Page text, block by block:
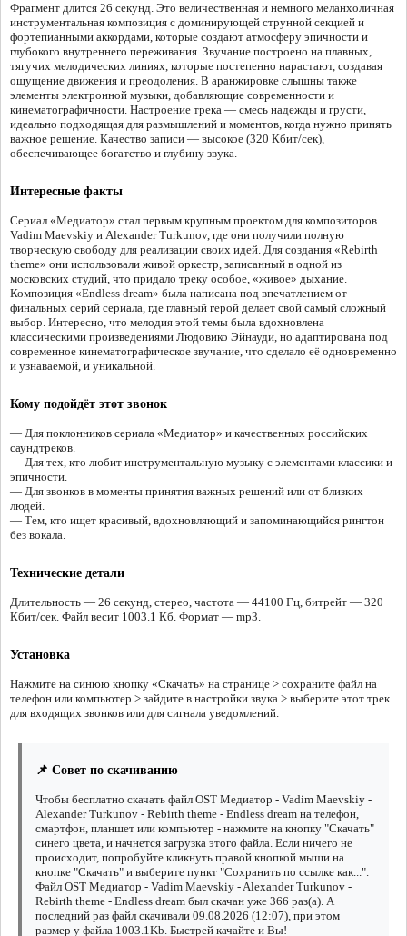
Фрагмент длится 26 секунд. Это величественная и немного меланхоличная
инструментальная композиция с доминирующей струнной секцией и
фортепианными аккордами, которые создают атмосферу эпичности и
глубокого внутреннего переживания. Звучание построено на плавных,
тягучих мелодических линиях, которые постепенно нарастают, создавая
ощущение движения и преодоления. В аранжировке слышны также
элементы электронной музыки, добавляющие современности и
кинематографичности. Настроение трека — смесь надежды и грусти,
идеально подходящая для размышлений и моментов, когда нужно принять
важное решение. Качество записи — высокое (320 Кбит/сек),
обеспечивающее богатство и глубину звука.
Интересные факты
Сериал «Медиатор» стал первым крупным проектом для композиторов
Vadim Maevskiy и Alexander Turkunov, где они получили полную
творческую свободу для реализации своих идей. Для создания «Rebirth
theme» они использовали живой оркестр, записанный в одной из
московских студий, что придало треку особое, «живое» дыхание.
Композиция «Endless dream» была написана под впечатлением от
финальных серий сериала, где главный герой делает свой самый сложный
выбор. Интересно, что мелодия этой темы была вдохновлена
классическими произведениями Людовико Эйнауди, но адаптирована под
современное кинематографическое звучание, что сделало её одновременно
и узнаваемой, и уникальной.
Кому подойдёт этот звонок
— Для поклонников сериала «Медиатор» и качественных российских
саундтреков.
— Для тех, кто любит инструментальную музыку с элементами классики и
эпичности.
— Для звонков в моменты принятия важных решений или от близких
людей.
— Тем, кто ищет красивый, вдохновляющий и запоминающийся рингтон
без вокала.
Технические детали
Длительность — 26 секунд, стерео, частота — 44100 Гц, битрейт — 320
Кбит/сек. Файл весит 1003.1 Кб. Формат — mp3.
Установка
Нажмите на синюю кнопку «Скачать» на странице > сохраните файл на
телефон или компьютер > зайдите в настройки звука > выберите этот трек
для входящих звонков или для сигнала уведомлений.
📌 Совет по скачиванию
Чтобы бесплатно скачать файл OST Медиатор - Vadim Maevskiy -
Alexander Turkunov - Rebirth theme - Endless dream на телефон,
смартфон, планшет или компьютер - нажмите на кнопку "Скачать"
синего цвета, и начнется загрузка этого файла. Если ничего не
происходит, попробуйте кликнуть правой кнопкой мыши на
кнопке "Скачать" и выберите пункт "Сохранить по ссылке как...".
Файл OST Медиатор - Vadim Maevskiy - Alexander Turkunov -
Rebirth theme - Endless dream был скачан уже 366 раз(а). А
последний раз файл скачивали 09.08.2026 (12:07), при этом
размер у файла 1003.1Kb. Быстрей качайте и Вы!